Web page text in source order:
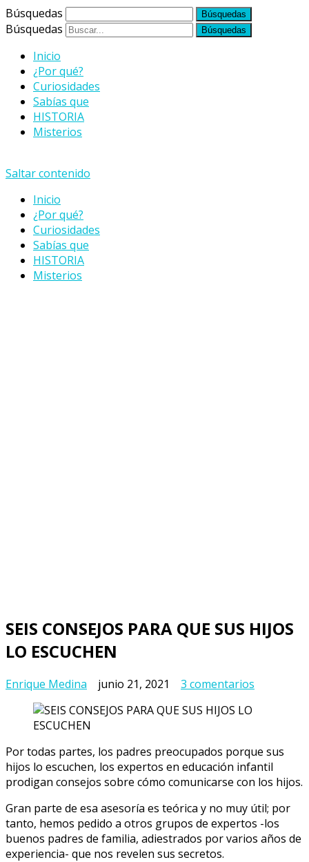
Búsquedas
Búsquedas
Inicio
¿Por qué?
Curiosidades
Sabías que
HISTORIA
Misterios
Saltar contenido
Inicio
¿Por qué?
Curiosidades
Sabías que
HISTORIA
Misterios
SEIS CONSEJOS PARA QUE SUS HIJOS
LO ESCUCHEN
Enrique Medina junio 21, 2021 3 comentarios
SUS
HIJOS
LO
Por todas partes, los padres preocupados porque sus
hijos lo escuchen, los expertos en educación infantil
prodigan consejos sobre cómo comunicarse con los hijos.
Gran parte de esa asesoría es teórica y no muy útil; por
tanto, hemos pedido a otros grupos de expertos -los
buenos padres de familia, adiestrados por varios años de
experiencia- que nos revelen sus secretos.